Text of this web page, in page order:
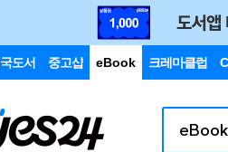
도서 중고샵 eBook 크레마클럽